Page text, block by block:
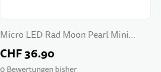
Micro LED Rad Moon Pearl Mini
Micro
CHF 36.90
0 Bewertungen bisher